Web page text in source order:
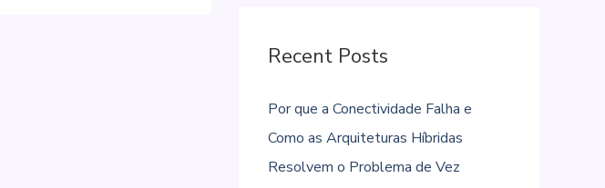
Recent Posts
Por que a Conectividade Falha e
Como as Arquiteturas Híbridas
Resolvem o Problema de Vez